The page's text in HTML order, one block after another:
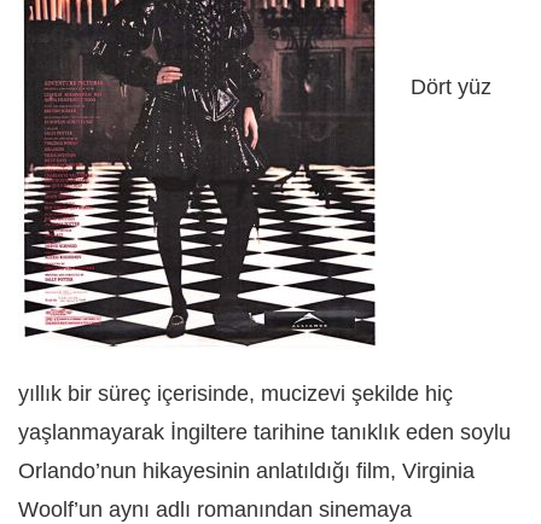
Dört yüz
yıllık bir süreç içerisinde, mucizevi şekilde hiç
yaşlanmayarak İngiltere tarihine tanıklık eden soylu
Orlando’nun hikayesinin anlatıldığı film, Virginia
Woolf’un aynı adlı romanından sinemaya